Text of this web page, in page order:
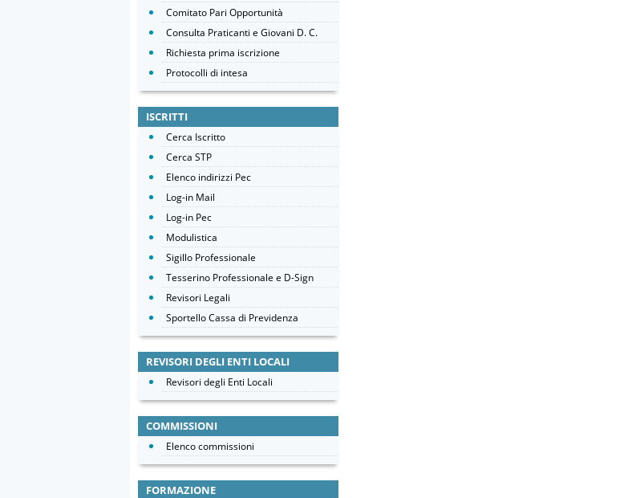
Comitato Pari Opportunità
Consulta Praticanti e Giovani D. C.
Richiesta prima iscrizione
Protocolli di intesa
ISCRITTI
Cerca Iscritto
Cerca STP
Elenco indirizzi Pec
Log-in Mail
Log-in Pec
Modulistica
Sigillo Professionale
Tesserino Professionale e D-Sign
Revisori Legali
Sportello Cassa di Previdenza
REVISORI DEGLI ENTI LOCALI
Revisori degli Enti Locali
COMMISSIONI
Elenco commissioni
FORMAZIONE